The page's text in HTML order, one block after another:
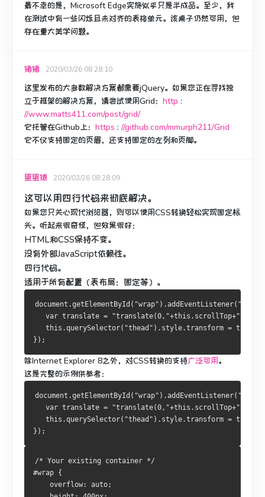
最不幸的是，Microsoft Edge实施似乎只是半成品。 至少，我
在测试中有一些闪烁且未对齐的表格单元。 该桌子仍然可用，但
存在重大美学问题。
猪猪 2020/03/26 08:28:10
这里发布的大多数解决方案都需要jQuery。 如果您正在寻找独
立于框架的解决方案，请尝试使用Grid： http :
//www.matts411.com/post/grid/
它托管在Github上： https : //github.com/mmurph211/Grid
它不仅支持固定的页眉，还支持固定的左列和页脚。
蛋蛋猿 2020/03/26 08:28:09
这可以用四行代码来彻底解决。
如果您只关心现代浏览器，则可以使用CSS转换轻松实现固定标
头。 听起来很奇怪，但效果很好：
HTML和CSS保持不变。
没有外部JavaScript依赖性。
四行代码。
适用于所有配置（表布局：固定等）。
   var translate = "translate(0,"+this.scrollTop+"px)";
this.querySelector("thead").style.transform =
});
除Internet Explorer 8之外， 对CSS转换的支持广泛可用。
这是完整的示例供参考：
   var translate = "translate(0,"+this.scrollTop+"px)";
this.querySelector("thead").style.transform =
});
/* Your existing container */
#wrap {
    overflow: auto;